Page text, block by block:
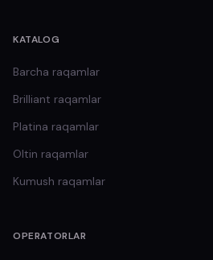
KATALOG
Barcha raqamlar
Brilliant raqamlar
Platina raqamlar
Oltin raqamlar
Kumush raqamlar
OPERATORLAR